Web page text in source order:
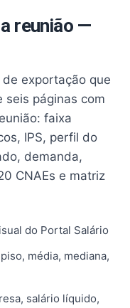
reunião —
exportação que
seis páginas com
faixa
IPS, perfil do
demanda,
CNAEs e matriz
do Portal Salário
média, mediana,
salário líquido,